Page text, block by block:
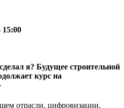
я? Будущее строительной
курс на
отрасли, цифровизации,